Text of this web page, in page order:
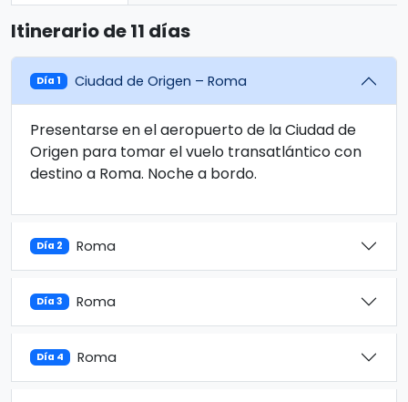
Itinerario de 11 días
Día 1 Ciudad de Origen – Roma
Presentarse en el aeropuerto de la Ciudad de
Origen para tomar el vuelo transatlántico con
destino a Roma. Noche a bordo.
Día 2 Roma
Día 3 Roma
Día 4 Roma